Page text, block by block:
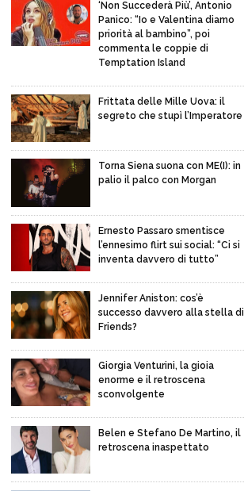
‘Non Succederà Più’, Antonio
Panico: “Io e Valentina diamo
priorità al bambino”, poi
commenta le coppie di
Temptation Island
Frittata delle Mille Uova: il
segreto che stupì l’Imperatore
Torna Siena suona con ME(I): in
palio il palco con Morgan
Ernesto Passaro smentisce
l’ennesimo flirt sui social: “Ci si
inventa davvero di tutto”
Jennifer Aniston: cos’è
successo davvero alla stella di
Friends?
Giorgia Venturini, la gioia
enorme e il retroscena
sconvolgente
Belen e Stefano De Martino, il
retroscena inaspettato